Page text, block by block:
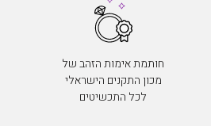
חותמת אימות הזהב של
מכון התקנים הישראלי
לכל התכשיטים